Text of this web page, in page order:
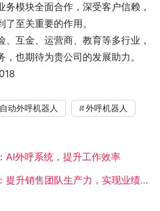
模块全面合作，深受客户信赖，
至关重要的作用。
、互金、运营商、教育等多行业，
也期待为贵公司的发展助力。
动外呼机器人
外呼机器人
AI外呼系统，提升工作效率
升销售团队生产力，实现业绩增长